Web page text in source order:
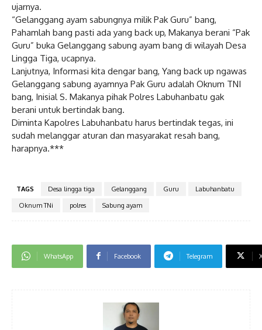
ujarnya.
“Gelanggang ayam sabungnya milik Pak Guru” bang,
Pahamlah bang pasti ada yang back up, Makanya berani “Pak
Guru” buka Gelanggang sabung ayam bang di wilayah Desa
Lingga Tiga, ucapnya.
Lanjutnya, Informasi kita dengar bang, Yang back up ngawas
Gelanggang sabung ayamnya Pak Guru adalah Oknum TNI
bang, Inisial S. Makanya pihak Polres Labuhanbatu gak
berani untuk bertindak bang.
Diminta Kapolres Labuhanbatu harus bertindak tegas, ini
sudah melanggar aturan dan masyarakat resah bang,
harapnya.***
TAGS Desa lingga tiga Gelanggang Guru
Labuhanbatu
Oknum TNi
polres Sabung ayam
WhatsApp Facebook Telegram